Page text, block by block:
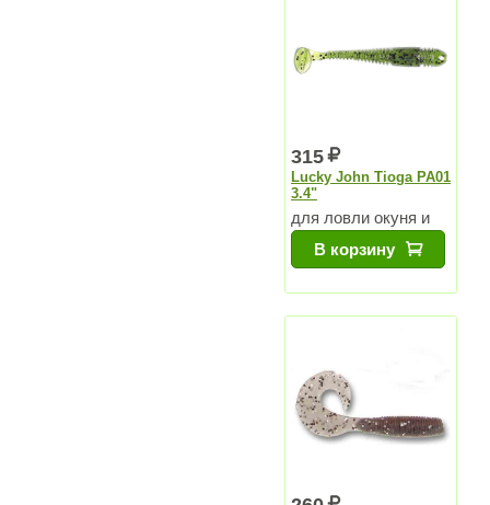
315
Lucky John Tioga PA01
3.4"
для ловли окуня и
судакаВ корзину